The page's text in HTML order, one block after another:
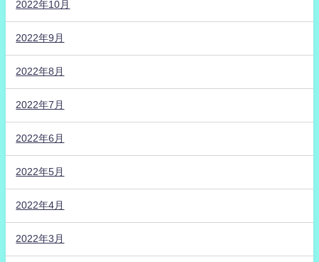
2022年10月
2022年9月
2022年8月
2022年7月
2022年6月
2022年5月
2022年4月
2022年3月